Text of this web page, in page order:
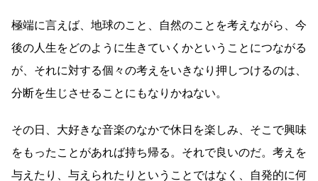
極端に言えば、地球のこと、自然のことを考えながら、今
後の人生をどのように生きていくかということにつながる
が、それに対する個々の考えをいきなり押しつけるのは、
分断を生じさせることにもなりかねない。
その日、大好きな音楽のなかで休日を楽しみ、そこで興味
をもったことがあれば持ち帰る。それで良いのだ。考えを
与えたり、与えられたりということではなく、自発的に何